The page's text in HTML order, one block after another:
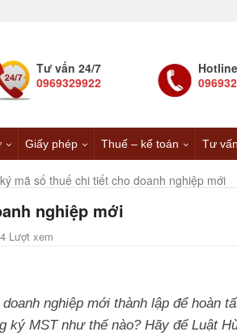
Tư vấn 24/7
0969329922
Hotline
Giấy phép Thuế – kế toán Tư vấn
mã số thuế chi tiết cho doanh nghiệp mới
nghiệp mới
Lượt xem
nghiệp mới thành lập để hoàn
MST như thế nào? Hãy để Luật